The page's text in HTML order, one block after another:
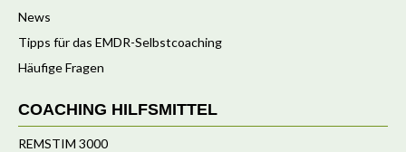
News
Tipps für das EMDR-Selbstcoaching
Häufige Fragen
COACHING HILFSMITTEL
REMSTIM 3000